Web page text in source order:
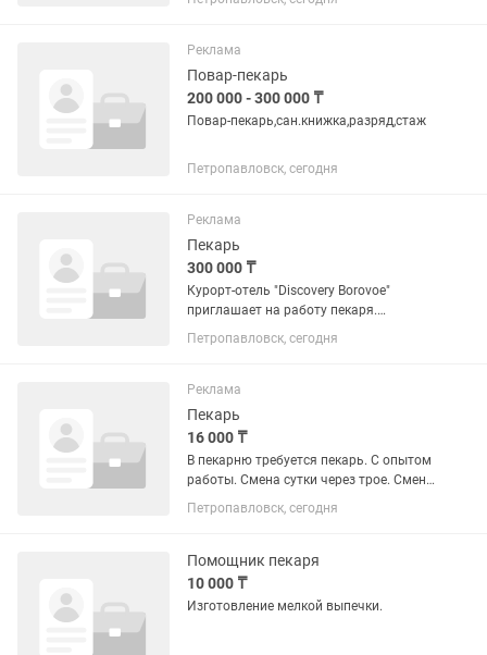
обучим! Мы предлагаем: – Полную
08:00 до 20:00 – Стабильная...
Реклама
Повар-пекарь
200 000 - 300 000 ₸
Повар-пекарь,сан.книжка,разряд,стаж
Петропавловск, сегодня
Реклама
Пекарь
300 000 ₸
Курорт-отель "Discovery Borovoe"
приглашает на работу пекаря.
«Discovery Borovoe» — это современный
курорт-отель для семейного отдыха,
природной зоне: среди соснового
бора...
Петропавловск, сегодня
Реклама
Пекарь
16 000 ₸
В пекарню требуется пекарь. С опытом
работы. Смена сутки через трое. Смена
16.000 тенге. Можно на подработку.
Расчет сразу.
Петропавловск, сегодня
Помощник пекаря
10 000 ₸
Изготовление мелкой выпечки.